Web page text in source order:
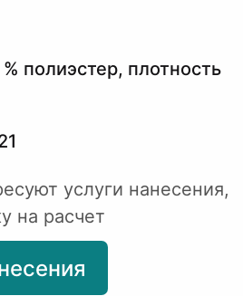
полиэстер, плотность
услуги нанесения,
на расчет